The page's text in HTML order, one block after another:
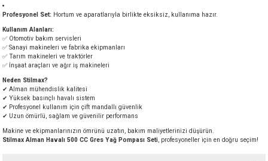
Üfleme Makinesi
Profesyonel Set: Hortum ve aparatlarıyla birlikte eksiksiz, kullanıma hazır.
Kullanım Alanları:
✅ Otomotiv bakım servisleri
✅ Sanayi makineleri ve fabrika ekipmanları
✅ Tarım makineleri ve traktörler
✅ İnşaat araçları ve ağır iş makineleri
Neden Stilmax?
✔ Alman mühendislik kalitesi
✔ Yüksek basınçlı havalı sistem
✔ Profesyonel kullanım için çift mandallı güvenlik
✔ Uzun ömürlü, sağlam ve güvenilir performans
Makine ve ekipmanlarınızın ömrünü uzatın, bakım maliyetlerinizi düşürün.
Stilmax Alman Havalı 500 CC Gres Yağ Pompası Seti , profesyoneller için en doğru seçim!